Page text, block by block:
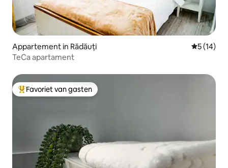
Appartement in Rădăuți
5 (14)
TeCa apartament
Topfavoriet van gasten
Favoriet van gasten